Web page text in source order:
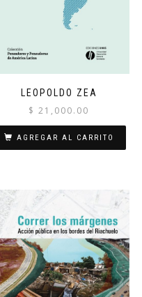
LEOPOLDO ZEA
$ 21,000.00
AGREGAR AL CARRITO